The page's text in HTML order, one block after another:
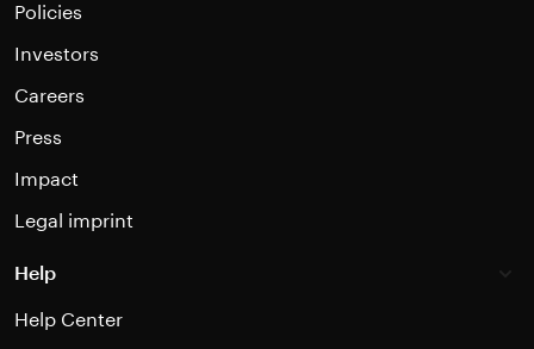
Policies
Investors
Careers
Press
Impact
Legal imprint
Help
Help Center